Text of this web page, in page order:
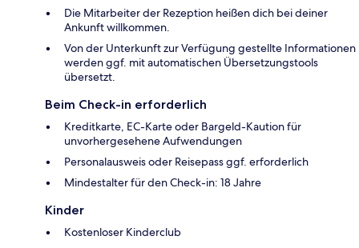
Die Mitarbeiter der Rezeption heißen dich bei deiner
Ankunft willkommen.
Von der Unterkunft zur Verfügung gestellte Informationen
werden ggf. mit automatischen Übersetzungstools
übersetzt.
Beim Check-in erforderlich
Kreditkarte, EC-Karte oder Bargeld-Kaution für
unvorhergesehene Aufwendungen
Personalausweis oder Reisepass ggf. erforderlich
Mindestalter für den Check-in: 18 Jahre
Kinder
Kostenloser Kinderclub